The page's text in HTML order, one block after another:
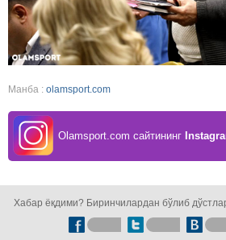
Манба : olamsport.com
Olamsport.com сайтининг
Хабар ёқдими? Биринчилардан бўлиб